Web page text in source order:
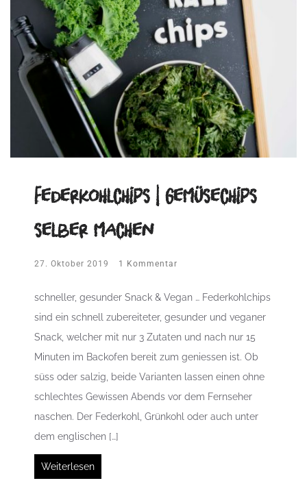
Federkohlchips | Gemüsechips
selber machen
27. Oktober 2019 1 Kommentar
schneller, gesunder Snack & Vegan … Federkohlchips
sind ein schnell zubereiteter, gesunder und veganer
Snack, welcher mit nur 3 Zutaten und nach nur 15
Minuten im Backofen bereit zum geniessen ist. Ob
süss oder salzig, beide Varianten lassen einen ohne
schlechtes Gewissen Abends vor dem Fernseher
naschen. Der Federkohl, Grünkohl oder auch unter
dem englischen […]
Weiterlesen